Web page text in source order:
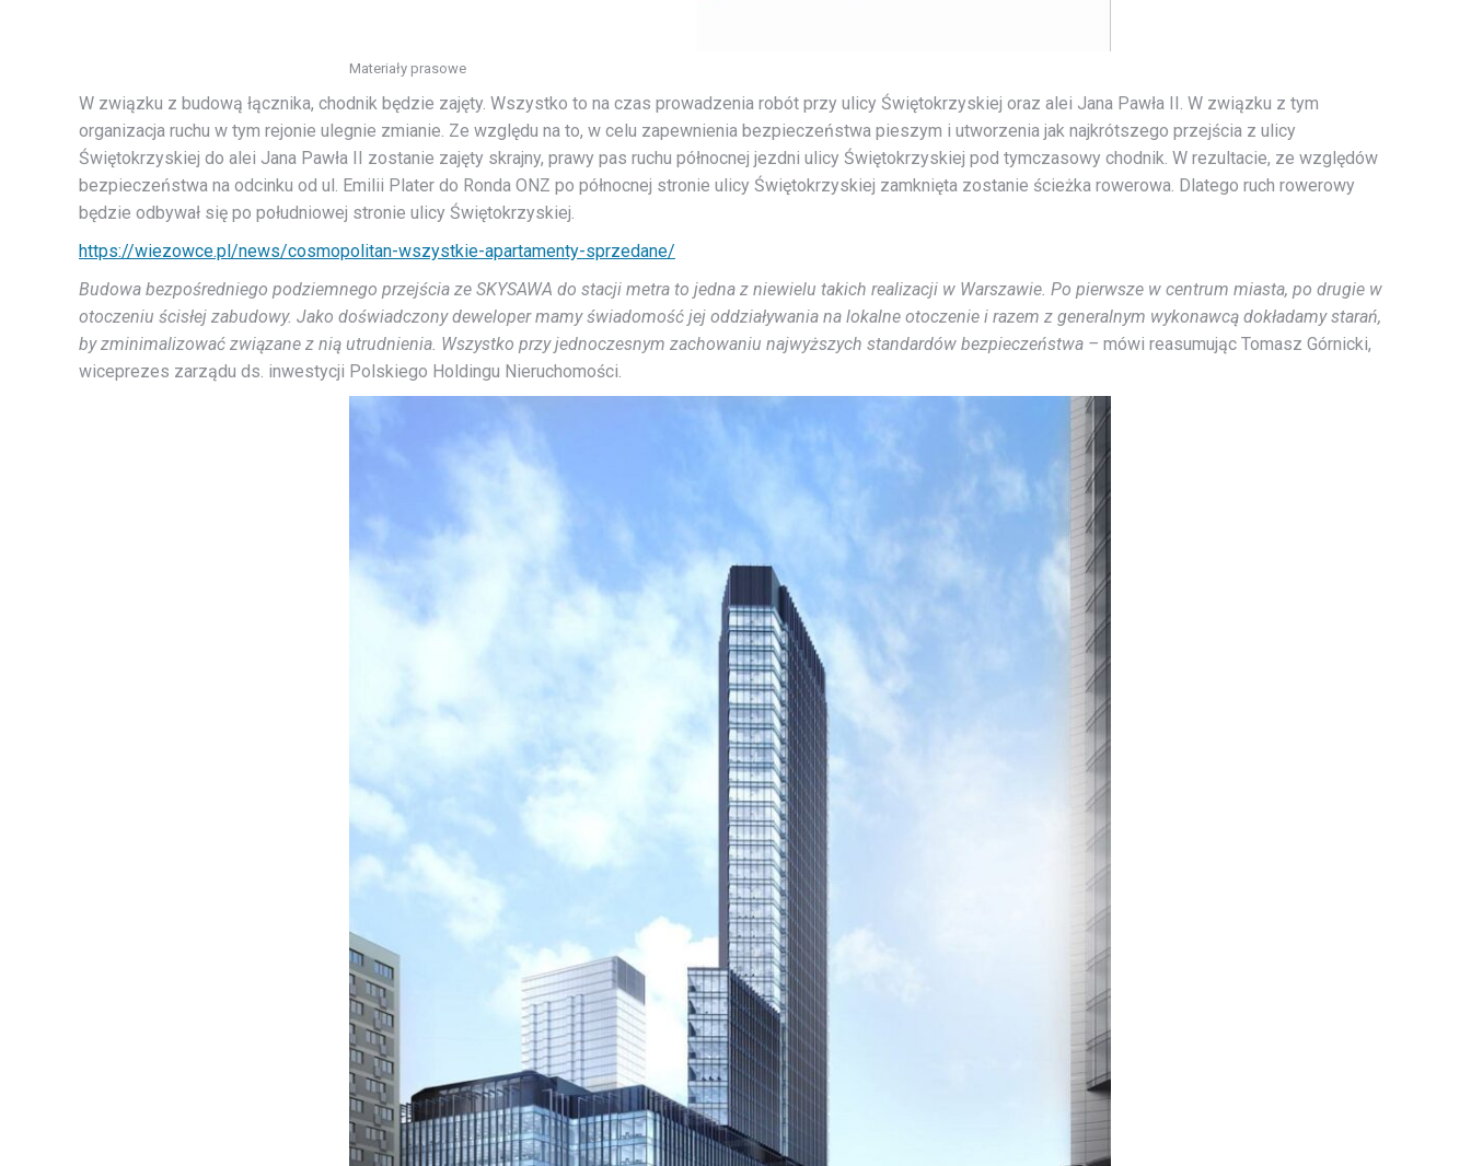
Materiały prasowe
W związku z budową łącznika, chodnik będzie zajęty. Wszystko to na czas prowadzenia robót przy ulicy Świętokrzyskiej oraz alei Jana Pawła II. W związku z tym
organizacja ruchu w tym rejonie ulegnie zmianie. Ze względu na to, w celu zapewnienia bezpieczeństwa pieszym i utworzenia jak najkrótszego przejścia z ulicy
Świętokrzyskiej do alei Jana Pawła II zostanie zajęty skrajny, prawy pas ruchu północnej jezdni ulicy Świętokrzyskiej pod tymczasowy chodnik. W rezultacie, ze względów
bezpieczeństwa na odcinku od ul. Emilii Plater do Ronda ONZ po północnej stronie ulicy Świętokrzyskiej zamknięta zostanie ścieżka rowerowa. Dlatego ruch rowerowy
będzie odbywał się po południowej stronie ulicy Świętokrzyskiej.
https://wiezowce.pl/news/cosmopolitan-wszystkie-apartamenty-sprzedane/
Budowa bezpośredniego podziemnego przejścia ze SKYSAWA do stacji metra to jedna z niewielu takich realizacji w Warszawie. Po pierwsze w centrum miasta, po drugie w
otoczeniu ścisłej zabudowy. Jako doświadczony deweloper mamy świadomość jej oddziaływania na lokalne otoczenie i razem z generalnym wykonawcą dokładamy starań,
by zminimalizować związane z nią utrudnienia. Wszystko przy jednoczesnym zachowaniu najwyższych standardów bezpieczeństwa – mówi reasumując Tomasz Górnicki,
wiceprezes zarządu ds. inwestycji Polskiego Holdingu Nieruchomości.